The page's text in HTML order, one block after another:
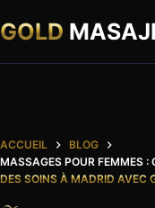
au
contenu
GOLD
ACCUEIL
BLOG
MASSAGES POUR FEMMES :
DES SOINS À MADRID AVEC